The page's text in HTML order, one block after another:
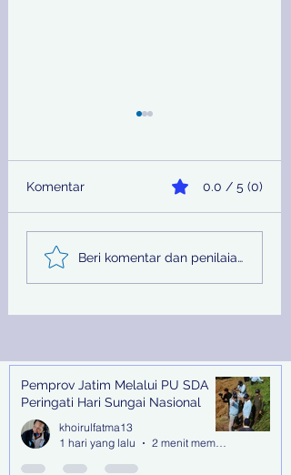
Telusuri Aliran Rp 29
Miliar Hasil Judi
Online, Kejari
Komentar 0.0 / 5 (0)
Beri komentar dan penilaian...
Recent Posts
Pemprov Jatim Melalui PU SDA
Peringati Hari Sungai Nasional
khoirulfatma13
1 hari yang lalu
2 menit membaca